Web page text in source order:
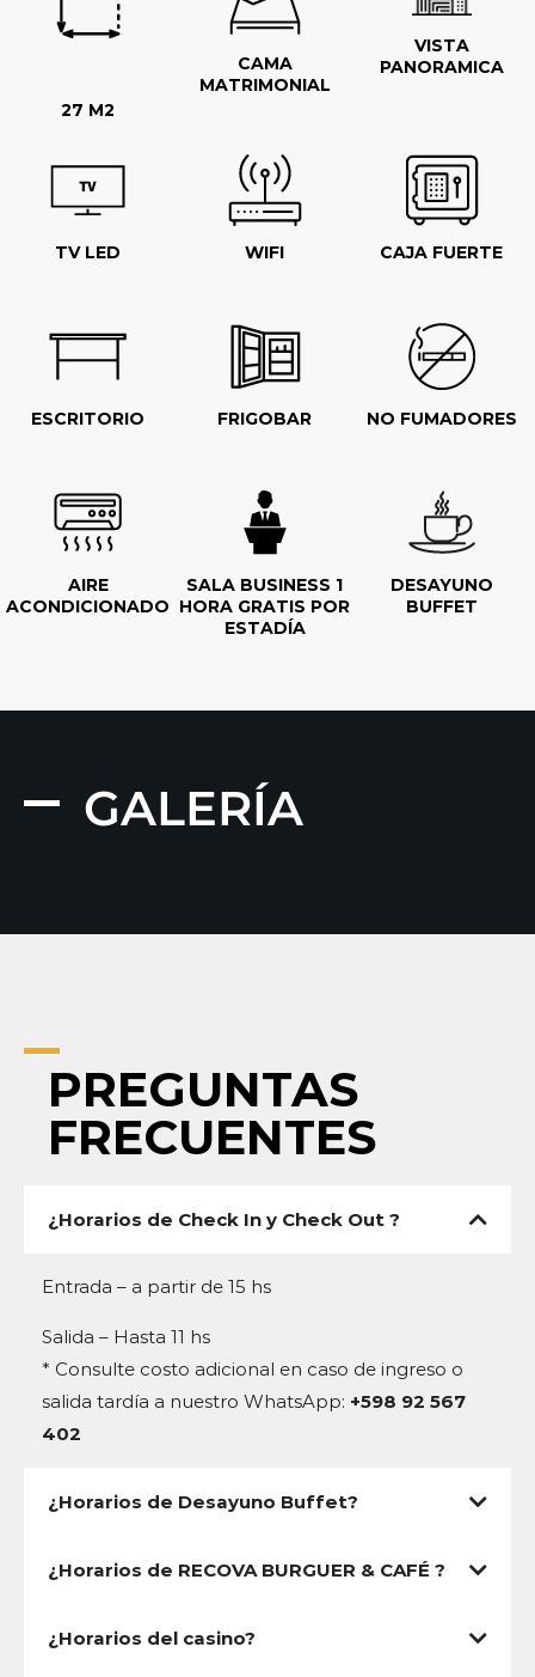
27 M2
CAMA
MATRIMONIAL
VISTA
PANORAMICA
TV LED WIFI CAJA FUERTE
ESCRITORIO FRIGOBAR NO FUMADORES
AIRE
ACONDICIONADO
SALA BUSINESS 1
HORA GRATIS POR
ESTADÍA
DESAYUNO
BUFFET
GALERÍA
PREGUNTAS
FRECUENTES
¿Horarios de Check In y Check Out ?
Entrada – a partir de 15 hs
Salida – Hasta 11 hs
* Consulte costo adicional en caso de ingreso o
salida tardía a nuestro WhatsApp: +598 92 567
402
¿Horarios de Desayuno Buffet?
¿Horarios de RECOVA BURGUER & CAFÉ ?
¿Horarios del casino?